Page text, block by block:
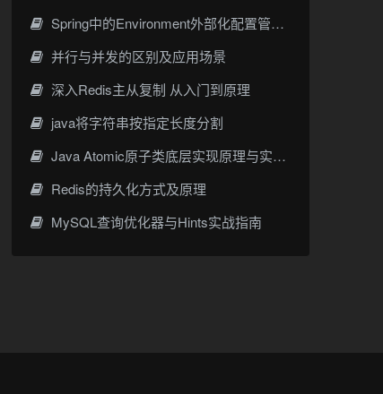
Spring中的Environment外部化配置管理详解
并行与并发的区别及应用场景
深入Redis主从复制 从入门到原理
java将字符串按指定长度分割
Java Atomic原子类底层实现原理与实战指南
Redis的持久化方式及原理
MySQL查询优化器与Hints实战指南